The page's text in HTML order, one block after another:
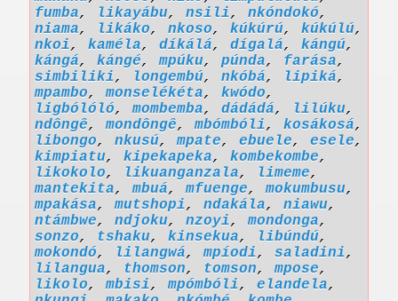
fumba, likayábu, nsili, nkóndokó,
niama, likáko, nkoso, kúkúrú, kúkúlú,
nkoi, kaméla, díkálá, dígalá, kángú,
kángá, kángé,mpúku, púnda, farása,
simbiliki, longembú, nkóbá, lipiká,
mpambo,monselékéta, kwódo,
ligbólóló,mombemba, dádádá, lilúku,
ndôngê,mondôngê,mbómbóli, kosákosá,
libongo, nkusú,mpate, ebuele, esele,
kimpiatu, kipekapeka, kombekombe,
likokolo, likuanganzala, limeme,
mantekita,mbuá,mfuenge,mokumbusu,
mpakása,mutshopi, ndakála, niawu,
ntámbwe, ndjoku, nzoyi,mondonga,
sonzo, tshaku, kinsekua, libúndú,
mokondó, lilangwá,mpíodi, saladini,
lilangua, thomson, tomson,mpose,
likolo,mbisi,mpómbóli, elandela,